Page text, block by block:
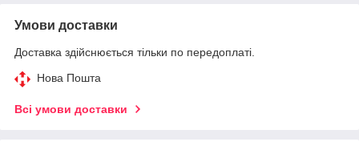
Умови доставки
Доставка здійснюється тільки по передоплаті.
Нова Пошта
Всі умови доставки